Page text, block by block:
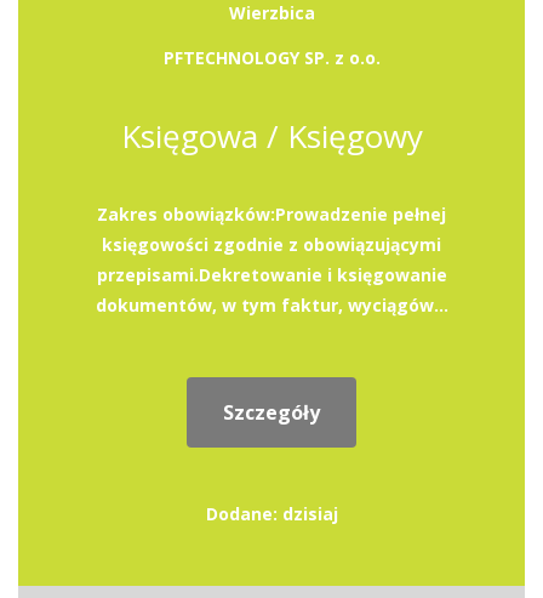
Wierzbica
PFTECHNOLOGY SP. z o.o.
Księgowa / Księgowy
Zakres obowiązków:Prowadzenie pełnej
księgowości zgodnie z obowiązującymi
przepisami.Dekretowanie i księgowanie
dokumentów, w tym faktur, wyciągów...
Szczegóły
Dodane: dzisiaj